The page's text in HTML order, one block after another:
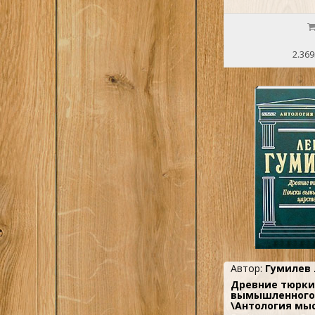
Автор: Гумилев
Древние
вымышленного
\Антология